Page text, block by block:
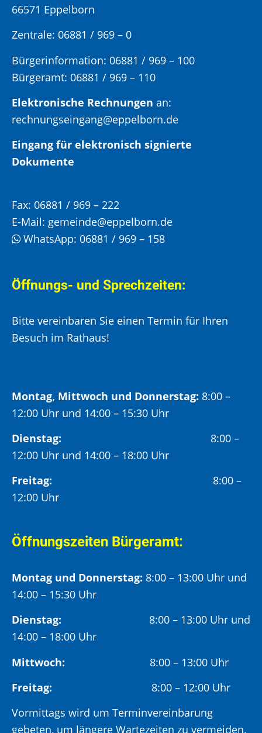
66571 Eppelborn
Zentrale: 06881 / 969 – 0
Bürgerinformation: 06881 / 969 – 100
Bürgeramt: 06881 / 969 – 110
Elektronische Rechnungen an:
rechnungseingang@eppelborn.de
Eingang für elektronisch signierte
Dokumente
Fax: 06881 / 969 – 222
E-Mail: gemeinde@eppelborn.de
WhatsApp: 06881 / 969 – 158
Öffnungs- und Sprechzeiten:
Bitte vereinbaren Sie einen Termin für Ihren
Besuch im Rathaus!
Montag, Mittwoch und Donnerstag: 8:00 –
12:00 Uhr und 14:00 – 15:30 Uhr
Dienstag: 8:00 –
12:00 Uhr und 14:00 – 18:00 Uhr
Freitag:
8:00 –
12:00 Uhr
Öffnungszeiten Bürgeramt:
Montag und Donnerstag: 8:00 – 13:00 Uhr und
14:00 – 15:30 Uhr
Dienstag: 8:00 – 13:00 Uhr und
14:00 – 18:00 Uhr
Mittwoch: 8:00 – 13:00 Uhr
Freitag:
8:00 – 12:00 Uhr
Vormittags wird um Terminvereinbarung
gebeten, um längere Wartezeiten zu vermeiden.